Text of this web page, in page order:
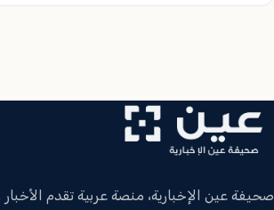
صحيفة عين الإخبارية، منصة عربية تقدم الأخبار